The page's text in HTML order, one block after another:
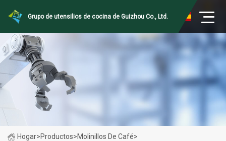
Grupo de utensilios de cocina de Guizhou Co., Ltd.
Hogar>Productos>Molinillos De Café>